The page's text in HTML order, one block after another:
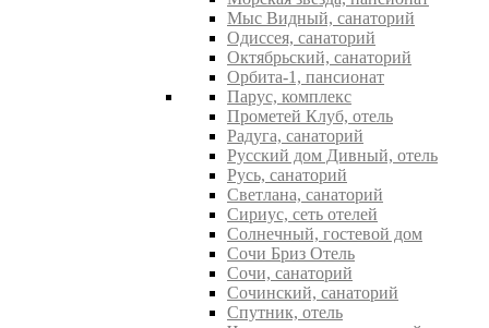
Мыс Видный, санаторий
Одиссея, санаторий
Октябрьский, санаторий
Орбита-1, пансионат
Парус, комплекс
Прометей Клуб, отель
Радуга, санаторий
Русский дом Дивный, отель
Русь, санаторий
Светлана, санаторий
Сириус, сеть отелей
Солнечный, гостевой дом
Сочи Бриз Отель
Сочи, санаторий
Сочинский, санаторий
Спутник, отель